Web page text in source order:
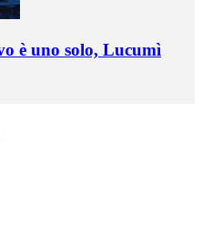
è uno solo, Lucumì